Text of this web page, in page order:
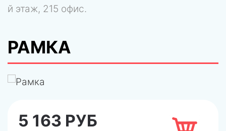
й этаж, 215 офис.
РАМКА
5 163 РУБ